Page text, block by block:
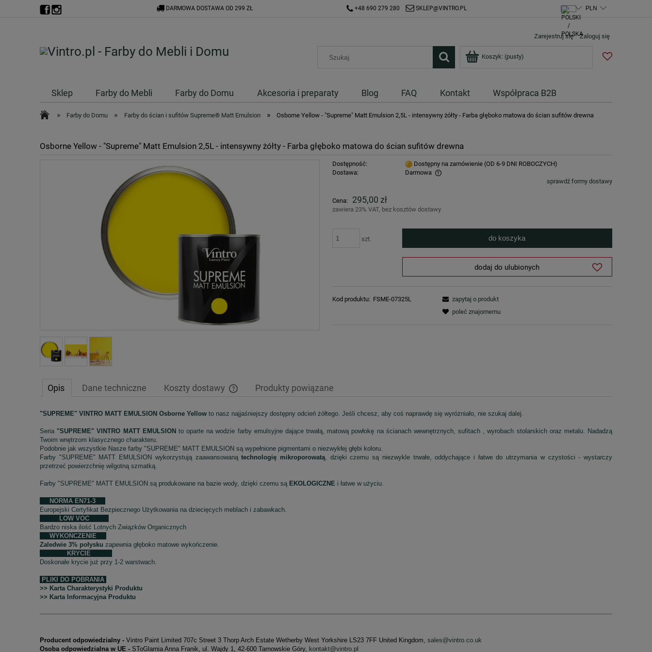
DARMOWA DOSTAWA OD 299 ZŁ +48 690 279 280 SKLEP@VINTRO.PL
Zarejestruj się Zaloguj się
Koszyk: (pusty)
Sklep Farby do Mebli Farby do Domu Akcesoria i preparaty Blog FAQ Kontakt Współpraca B2B
» Farby do Domu » Farby do ścian i sufitów Supreme® Matt Emulsion » Osborne Yellow - "Supreme" Matt Emulsion 2,5L - intensywny żółty - Farba głęboko matowa do ścian sufitów drewna
Osborne Yellow - "Supreme" Matt Emulsion 2,5L - intensywny żółty - Farba głęboko matowa do ścian sufitów drewna
Dostępność:
Dostępny na zamówienie (OD 6-9 DNI ROBOCZYCH)
Dostawa:
Darmowa
Cena nie zawiera ewentualnych kosztów
płatności
sprawdź formy dostawy
Cena: 295,00 zł
zawiera 23% VAT, bez kosztów dostawy
szt. do koszyka
dodaj do ulubionych
Kod produktu: FSME-07325L
zapytaj o produkt
poleć znajomemu
Opis Dane techniczne Koszty dostawy
Cena nie zawiera ewentualnych kosztów
Produkty powiązane
"SUPREME" VINTRO MATT EMULSION Osborne Yellow to nasz najjaśniejszy dostępny odcień żółtego. Jeśli chcesz, aby coś naprawdę się wyróżniało, nie szukaj dalej.
Seria "SUPREME" VINTRO MATT EMULSION to oparte na wodzie farby emulsyjne dające trwałą, matową powłokę na ścianach wewnętrznych, sufitach , wyrobach stolarskich oraz metalu. Nadadzą
Twoim wnętrzom klasycznego charakteru.
Podobnie jak wszystkie Nasze farby "SUPREME" MATT EMULSION są wypełnione pigmentami o niezwykłej głębi koloru.
Farby "SUPREME" MATT EMULSION wykorzystują zaawansowanątechnologię mikroporowatą, dzięki czemu są niezwykle trwałe, oddychające i łatwe do utrzymania w czystości - wystarczy
przetrzeć powierzchnię wilgotną szmatką.
Farby "SUPREME" MATT EMULSION są produkowane na bazie wody, dzięki czemu są EKOLOGICZNE i łatwe w użyciu.
NORMA EN71-3
Europejski Certyfikat Bezpiecznego Użytkowania na dziecięcych meblach i zabawkach.
LOW VOC
Bardzo niska ilość Lotnych Związków Organicznych
WYKOŃCZENIE
Zaledwie 3% połysku zapewnia głęboko matowe wykończenie.
KRYCIE
Doskonałe krycie już przy 1-2 warstwach.
PLIKI DO POBRANIA
>> Karta Charakterystyki Produktu
>> Karta Informacyjna Produktu
Producent odpowiedzialny - Vintro Paint Limited 707c Street 3 Thorp Arch Estate Wetherby West Yorkshire LS23 7FF United Kingdom, sales@vintro.co.uk
Osoba odpowiedzialna w UE - SToGlarnia Anna Franik, ul. Wajdy 1, 42-600 Tarnowskie Góry, kontakt@vintro.pl